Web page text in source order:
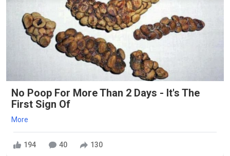
No Poop For More Than 2 Days - It's The
First Sign Of
More
194 40 130